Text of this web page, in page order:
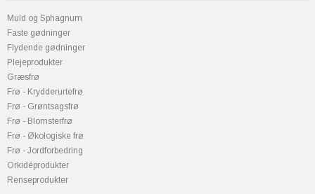
Muld og Sphagnum
Faste gødninger
Flydende gødninger
Plejeprodukter
Græsfrø
Frø - Krydderurtefrø
Frø - Grøntsagsfrø
Frø - Blomsterfrø
Frø - Økologiske frø
Frø - Jordforbedring
Orkidéprodukter
Renseprodukter